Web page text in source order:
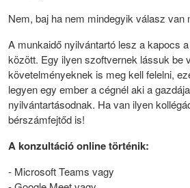
Nem, baj ha nem mindegyik válasz van
A munkaidő nyilvántartó lesz a kapocs
között. Egy ilyen szoftvernek lássuk be
követelményeknek is meg kell felelni,
legyen egy ember a cégnél aki a
nyilvántartásodnak. Ha van ilyen
bérszámfejtőd is!
A konzultáció online történik:
- Microsoft Teams vagy